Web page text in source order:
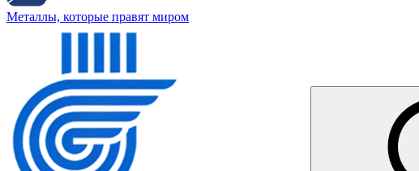
Металлы, которые правят миром